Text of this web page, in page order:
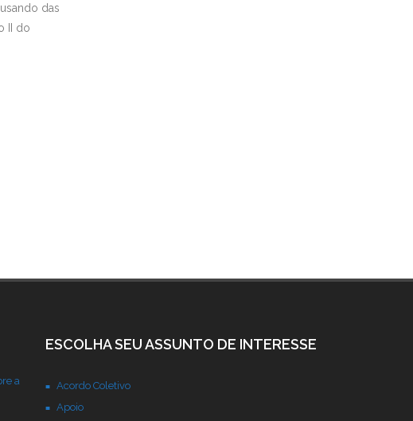
das
II do
a
ESCOLHA SEU ASSUNTO DE INTERESSE
Acordo Coletivo
Apoio